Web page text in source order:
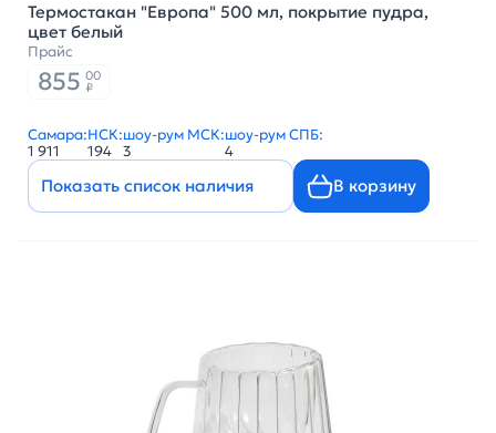
Термостакан "Европа" 500 мл, покрытие пудра,
цвет белый
Прайс
855 00
₽
Самара:
1 911
НСК:
194
шоу-рум МСК:
3
шоу-рум СПБ:
4
Показать список наличия В корзину